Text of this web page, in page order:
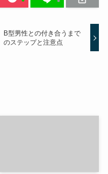
B型男性との付き合うまで
のステップと注意点